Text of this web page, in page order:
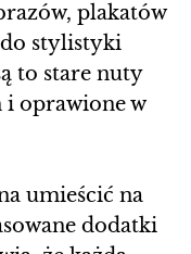
plakatów
stylistyki
to stare nuty
i oprawione w
umieścić na
dodatki